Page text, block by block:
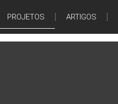
PROJETOS ARTIGOS